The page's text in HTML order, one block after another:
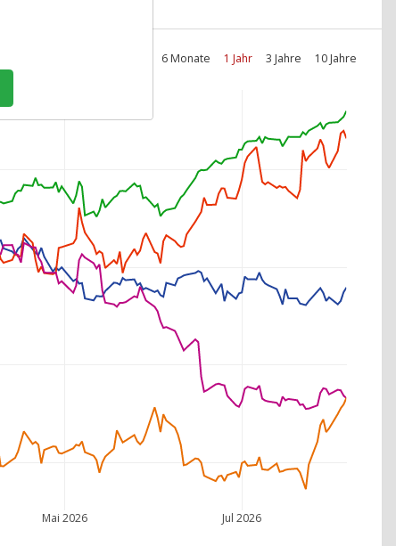
6 Monate 1 Jahr 3 Jahre 10 Jahre
Mai 2026 Jul 2026